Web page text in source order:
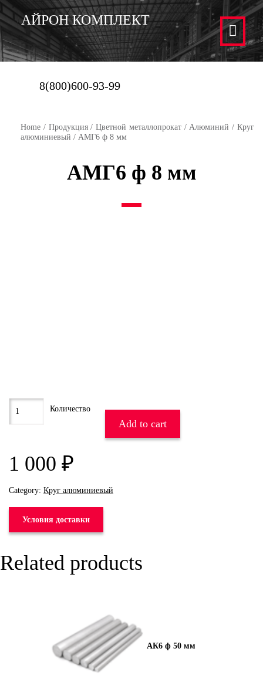
АЙРОН КОМПЛЕКТ
8(800)600-93-99
Home / Продукция/Цветной металлопрокат/Алюминий /Круг
алюминиевый / АМГ6 ф 8 мм
АМГ6 ф 8 мм
1 000 ₽
Add to cart
Category: Круг алюминиевый
Условия доставки
Related products
АК6 ф 50 мм